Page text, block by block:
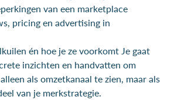
van een marketplace
pricing en advertising in
én hoe je ze voorkomt Je gaat
inzichten en handvatten om
als omzetkanaal te zien, maar als
van je merkstrategie.